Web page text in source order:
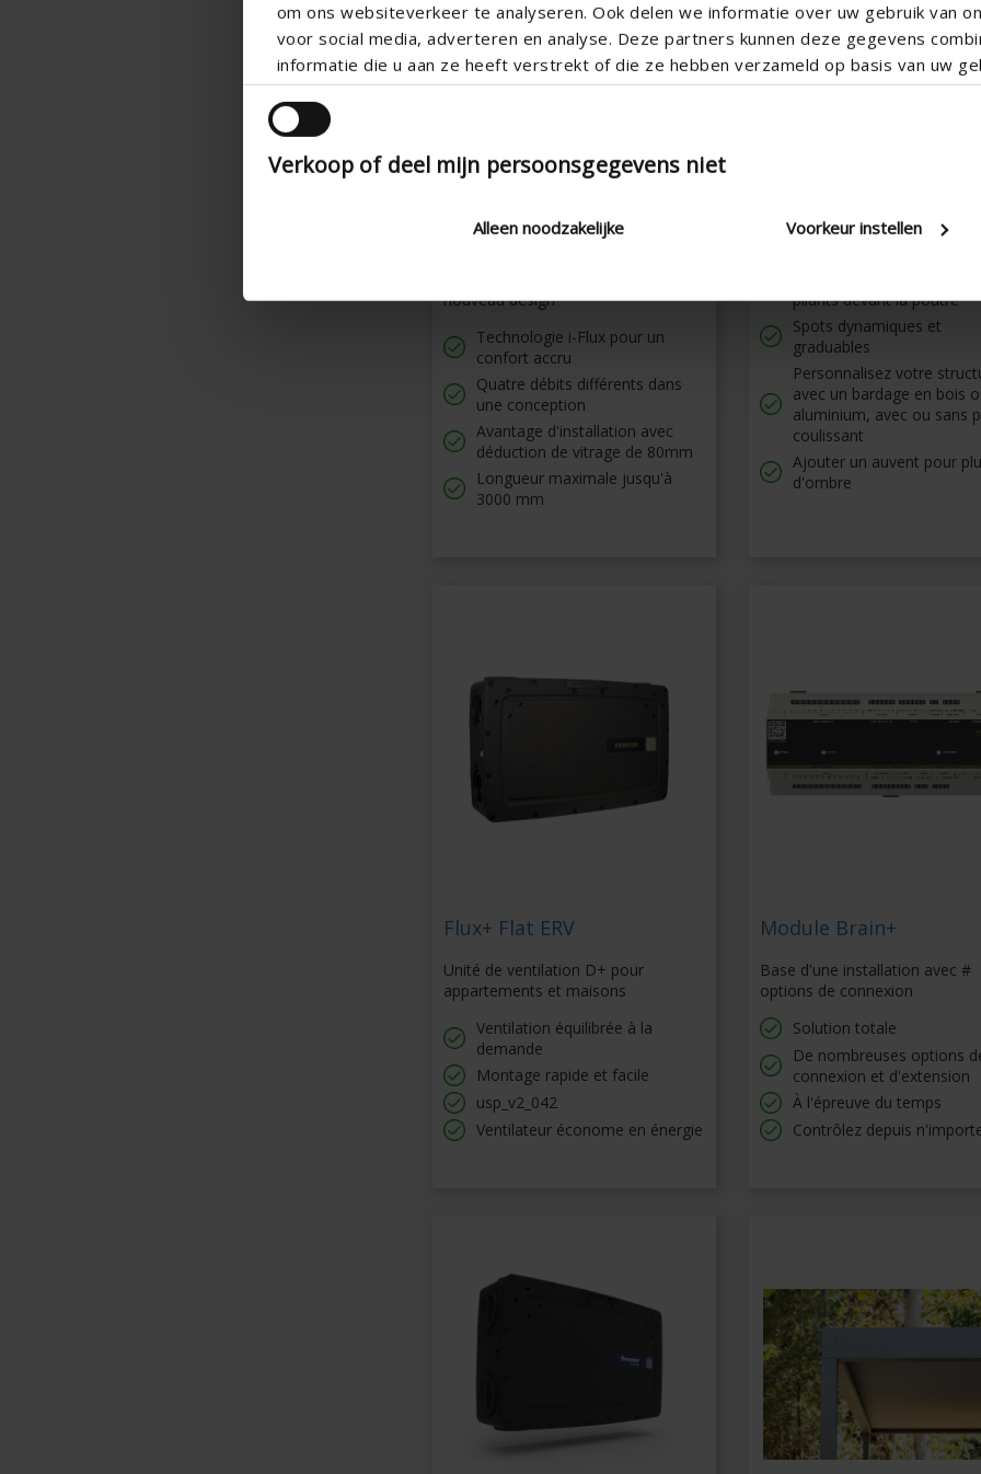
om ons websiteverkeer te analyseren. Ook delen we informatie over uw gebruik van
voor social media, adverteren en analyse. Deze partners kunnen deze gegevens
informatie die u aan ze heeft verstrekt of die ze hebben verzameld op basis van uw
Verkoop of deel mijn persoonsgegevens niet
Alleen noodzakelijke Voorkeur instellen
Variavent
nouveau design
Technologie i-Flux pour un
confort accru
Quatre débits différents dans
une conception
Avantage d'installation avec
déduction de vitrage de 80mm
Longueur maximale jusqu'à
3000 mm
Amani
pliants devant la poutre
Spots dynamiques et
graduables
Personnalisez votre
avec un bardage en bois
aluminium, avec ou sans
coulissant
Ajouter un auvent pour
d'ombre
Flux+ Flat ERV
Unité de ventilation D+ pour
appartements et maisons
Ventilation équilibrée à la
demande
Montage rapide et facile
usp_v2_042
Ventilateur économe en énergie
Module Brain+
Base d'une installation avec #
options de connexion
Solution totale
De nombreuses options
connexion et d'extension
À l'épreuve du temps
Contrôlez depuis